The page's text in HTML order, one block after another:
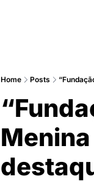
Home Posts